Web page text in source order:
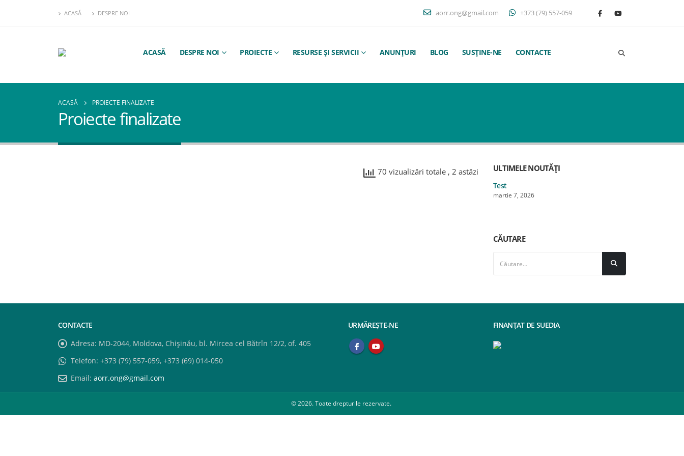
ACASĂ DESPRE NOI aorr.ong@gmail.com +373 (79) 557-059
ACASĂ DESPRE NOI PROIECTE RESURSE ȘI SERVICII ANUNȚURI BLOG SUSȚINE-NE CONTACTE
ACASĂ PROIECTE FINALIZATE
Proiecte finalizate
70 vizualizări totale , 2 astăzi ULTIMELE NOUTĂȚI
Test
martie 7, 2026
CĂUTARE
CONTACTE
Adresa: MD-2044, Moldova, Chișinău, bl. Mircea cel Bătrîn 12/2, of. 405
Telefon: +373 (79) 557-059, +373 (69) 014-050
Email: aorr.ong@gmail.com
URMĂREȘTE-NE FINANȚAT DE SUEDIA
© 2026. Toate drepturile rezervate.